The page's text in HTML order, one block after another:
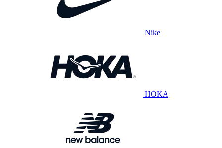
Nike
HOKA